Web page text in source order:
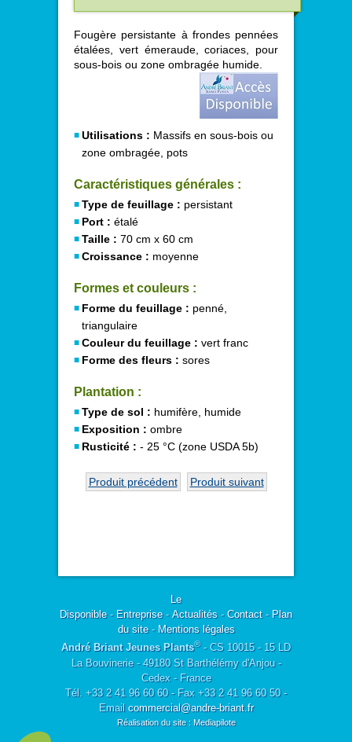
Fougère persistante à frondes pennées
étalées, vert émeraude, coriaces, pour
sous-bois ou zone ombragée humide.
Utilisations : Massifs en sous-bois ou
zone ombragée, pots
Caractéristiques générales :
Type de feuillage : persistant
Port : étalé
Taille : 70 cm x 60 cm
Croissance : moyenne
Formes et couleurs :
Forme du feuillage : penné,
triangulaire
Couleur du feuillage : vert franc
Forme des fleurs : sores
Plantation :
Type de sol : humifère, humide
Exposition : ombre
Rusticité : - 25 °C (zone USDA 5b)
Produit précédent Produit suivant
Le
Disponible- Entreprise- Actualités - Contact- Plan
du site- Mentions légales
André Briant Jeunes Plants®- CS 10015 - 15 LD
La Bouvinerie - 49180 St Barthélémy d'Anjou -
Cedex - France
Tél. +33 2 41 96 60 60 - Fax +33 2 41 96 60 50 -
Email commercial@andre-briant.fr
Réalisation du site : Mediapilote